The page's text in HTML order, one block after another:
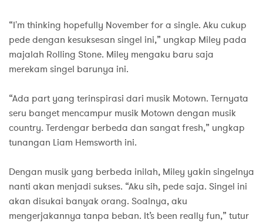
“I'm thinking hopefully November for a single. Aku cukup
pede dengan kesuksesan singel ini,” ungkap Miley pada
majalah Rolling Stone. Miley mengaku baru saja
merekam singel barunya ini.
“Ada part yang terinspirasi dari musik Motown. Ternyata
seru banget mencampur musik Motown dengan musik
country. Terdengar berbeda dan sangat fresh,” ungkap
tunangan Liam Hemsworth ini.
Dengan musik yang berbeda inilah, Miley yakin singelnya
nanti akan menjadi sukses. “Aku sih, pede saja. Singel ini
akan disukai banyak orang. Soalnya, aku
mengerjakannya tanpa beban. It’s been really fun,” tutur